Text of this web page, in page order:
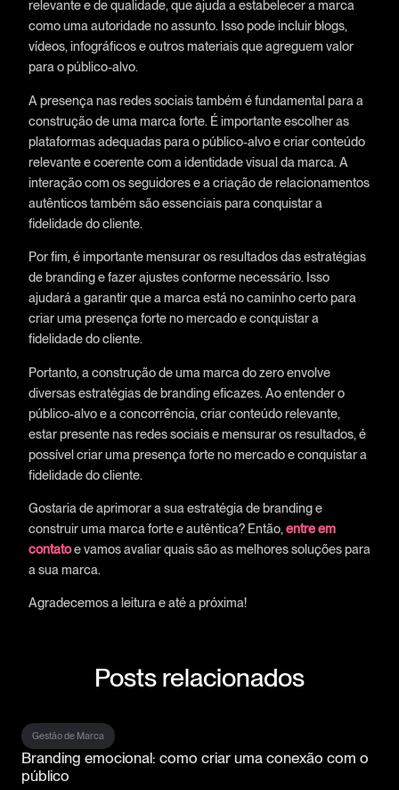
relevante e de qualidade, que ajuda a estabelecer a marca
como uma autoridade no assunto. Isso pode incluir blogs,
vídeos, infográficos e outros materiais que agreguem valor
para o público-alvo.
A presença nas redes sociais também é fundamental para a
construção de uma marca forte. É importante escolher as
plataformas adequadas para o público-alvo e criar conteúdo
relevante e coerente com a identidade visual da marca. A
interação com os seguidores e a criação de relacionamentos
autênticos também são essenciais para conquistar a
fidelidade do cliente.
Por fim, é importante mensurar os resultados das estratégias
de branding e fazer ajustes conforme necessário. Isso
ajudará a garantir que a marca está no caminho certo para
criar uma presença forte no mercado e conquistar a
fidelidade do cliente.
Portanto, a construção de uma marca do zero envolve
diversas estratégias de branding eficazes. Ao entender o
público-alvo e a concorrência, criar conteúdo relevante,
estar presente nas redes sociais e mensurar os resultados, é
possível criar uma presença forte no mercado e conquistar a
fidelidade do cliente.
Gostaria de aprimorar a sua estratégia de branding e
construir uma marca forte e autêntica? Então, entre em
contato e vamos avaliar quais são as melhores soluções para
a sua marca.
Agradecemos a leitura e até a próxima!
Posts relacionados
Gestão de Marca
Branding emocional: como criar uma conexão com o
público